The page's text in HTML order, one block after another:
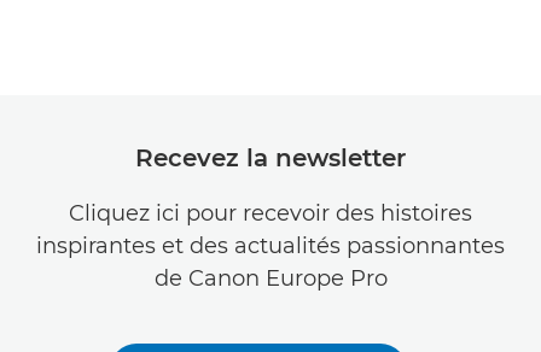
Recevez la newsletter
Cliquez ici pour recevoir des histoires
inspirantes et des actualités passionnantes
de Canon Europe Pro